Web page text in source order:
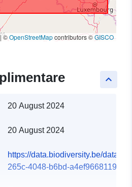
|©OpenStreetMapcontributors ©GISCO
keyboard_arrow_up
20 August 2024
20 August 2024
https://data.biodiversity.be/
265c-4048-b6bd-a4ef9668119c